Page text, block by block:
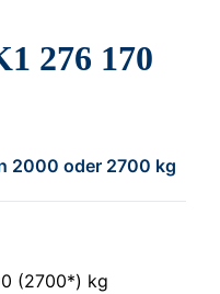
276 170
2000 oder 2700 kg
(2700*) kg